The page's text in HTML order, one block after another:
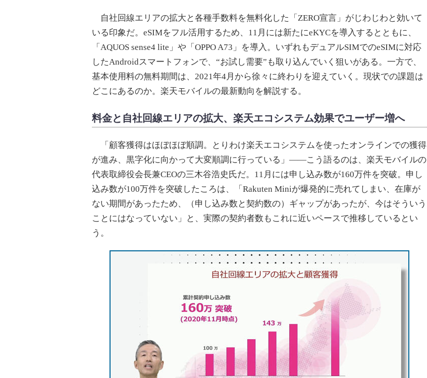
自社回線エリアの拡大と各種手数料を無料化した「ZERO宣言」がじわじわと効いて
いる印象だ。eSIMをフル活用するため、11月には新たにeKYCを導入するとともに、
「AQUOS sense4 lite」や「OPPO A73」を導入。いずれもデュアルSIMでのeSIMに対応
したAndroidスマートフォンで、“お試し需要”も取り込んでいく狙いがある。一方で、
基本使用料の無料期間は、2021年4月から徐々に終わりを迎えていく。現状での課題は
どこにあるのか。楽天モバイルの最新動向を解説する。
料金と自社回線エリアの拡大、楽天エコシステム効果でユーザー増へ
「顧客獲得はほぼほぼ順調。とりわけ楽天エコシステムを使ったオンラインでの獲得
が進み、黒字化に向かって大変順調に行っている」――こう語るのは、楽天モバイルの
代表取締役会長兼CEOの三木谷浩史氏だ。11月には申し込み数が160万件を突破。申し
込み数が100万件を突破したころは、「Rakuten Miniが爆発的に売れてしまい、在庫が
ない期間があったため、（申し込み数と契約数の）ギャップがあったが、今はそういう
ことにはなっていない」と、実際の契約者数もこれに近いペースで推移しているとい
う。